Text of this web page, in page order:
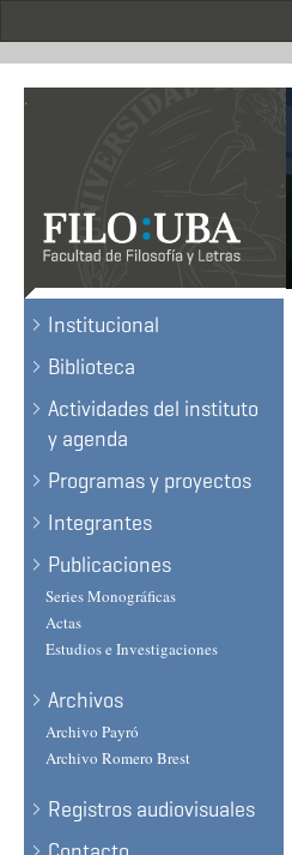
.
Institucional
Biblioteca
Actividades del instituto
y agenda
Programas y proyectos
Integrantes
Publicaciones
Series Monográficas
Actas
Estudios e Investigaciones
Archivos
Archivo Payró
Archivo Romero Brest
Registros audiovisuales